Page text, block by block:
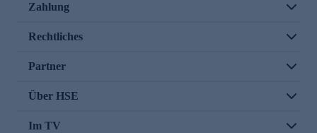
Zahlung
Rechtliches
Partner
Über HSE
Im TV